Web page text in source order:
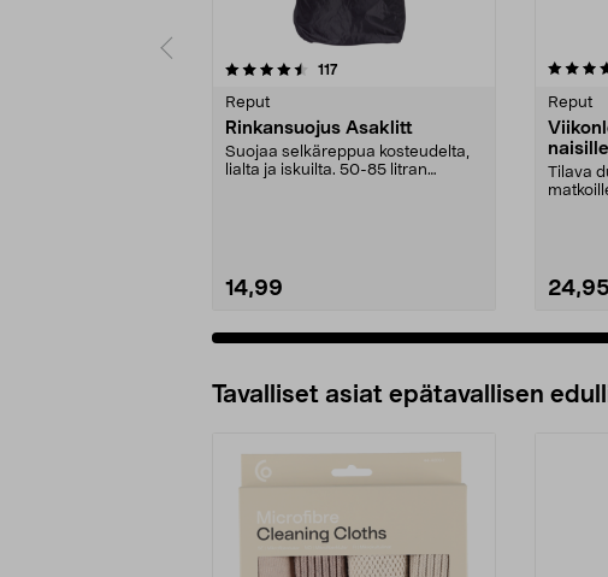
117arvostelut
Reput
Rinkansuojus Asaklitt
Suojaa selkäreppua kosteudelta,
lialta ja iskuilta. 50-85 litran
14,99
4.0 viidestä
Reput
40 l
Tilava
24,95
Tavalliset asiat epätavallisen